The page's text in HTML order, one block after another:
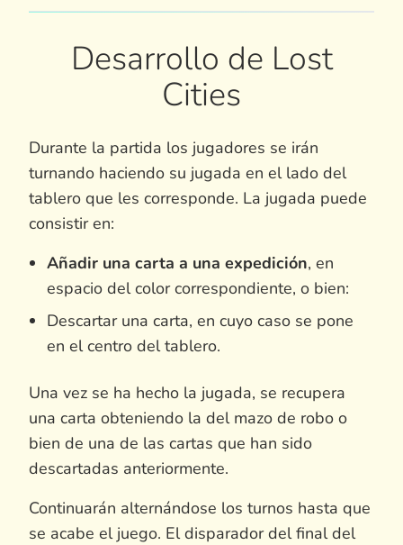
Desarrollo de Lost
Cities
Durante la partida los jugadores se irán
turnando haciendo su jugada en el lado del
tablero que les corresponde. La jugada puede
consistir en:
Añadir una carta a una expedición, en
espacio del color correspondiente, o bien:
Descartar una carta, en cuyo caso se pone
en el centro del tablero.
Una vez se ha hecho la jugada, se recupera
una carta obteniendo la del mazo de robo o
bien de una de las cartas que han sido
descartadas anteriormente.
Continuarán alternándose los turnos hasta que
se acabe el juego. El disparador del final del